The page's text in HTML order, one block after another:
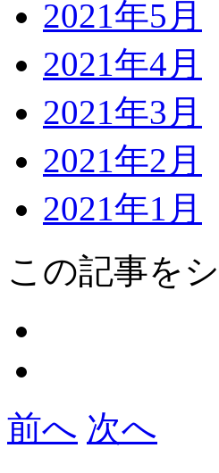
2021年5月
2021年4月
2021年3月
2021年2月
2021年1月
この記事を
前へ 次へ